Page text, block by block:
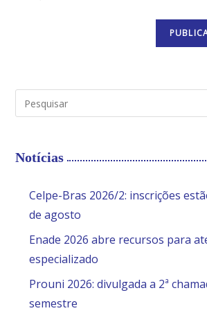
Notícias
Celpe-Bras 2026/2: inscrições
de agosto
Enade 2026 abre recursos para
especializado
Prouni 2026: divulgada a 2ª
semestre